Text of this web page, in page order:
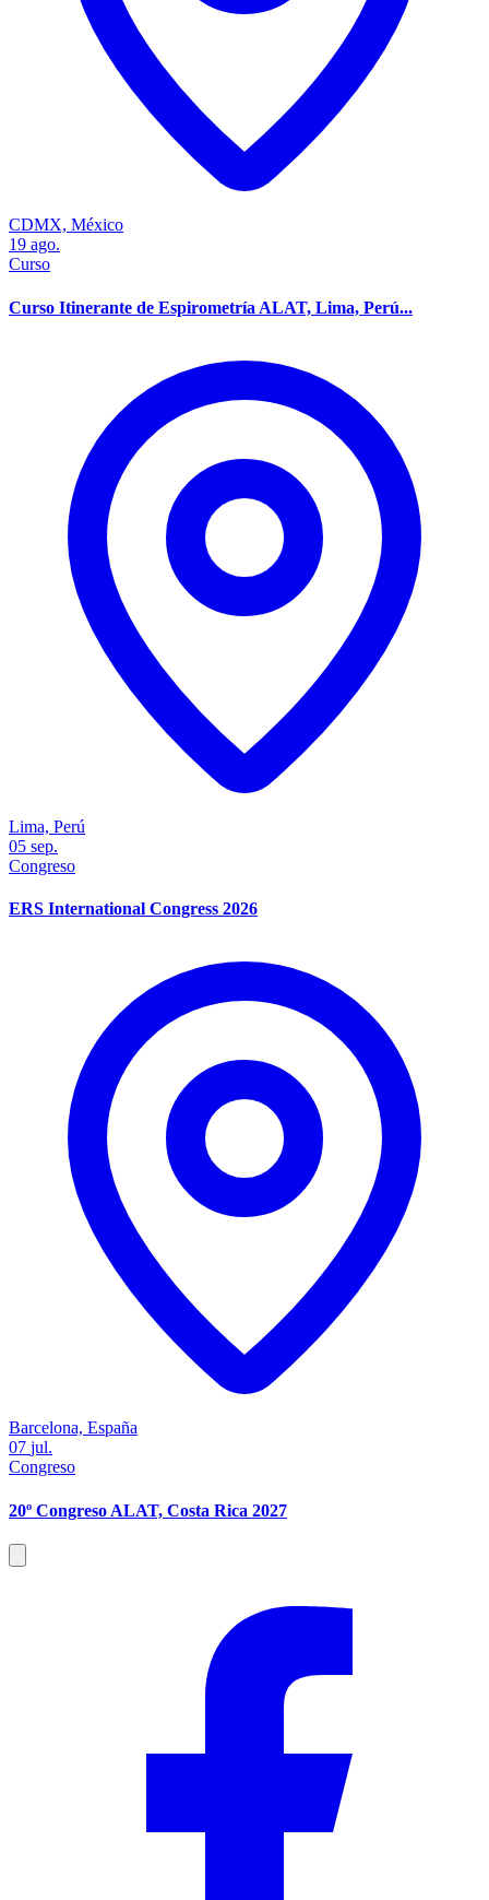
CDMX, México
19 ago.
Curso
Curso Itinerante de Espirometría ALAT, Lima, Perú...
Lima, Perú
05 sep.
Congreso
ERS International Congress 2026
Barcelona, España
07 jul.
Congreso
20º Congreso ALAT, Costa Rica 2027